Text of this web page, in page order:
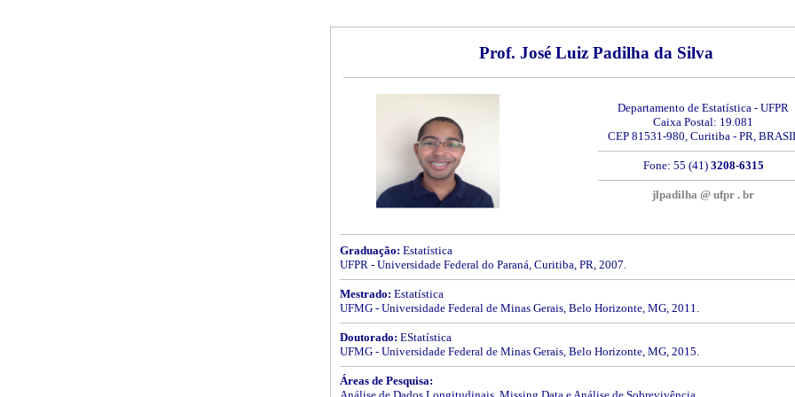
Prof. José Luiz Padilha da Silva
Departamento de Estatística - UFPR
Caixa Postal: 19.081
CEP 81531-980, Curitiba - PR,
Fone: 55 (41) 3208-6315
jlpadilha @ ufpr . br
Graduação: Estatística
UFPR - Universidade Federal do Paraná, Curitiba, PR, 2007.
Mestrado: Estatística
UFMG - Universidade Federal de Minas Gerais, Belo Horizonte, MG, 2011.
Doutorado: EStatística
UFMG - Universidade Federal de Minas Gerais, Belo Horizonte, MG, 2015.
Áreas de Pesquisa: